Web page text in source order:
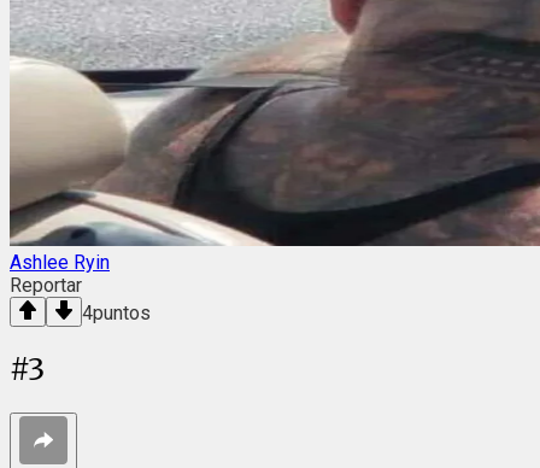
Ashlee Ryin
Reportar
4puntos
#3